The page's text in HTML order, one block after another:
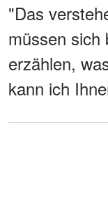
"Das
müssen sich
erzählen,
kann ich